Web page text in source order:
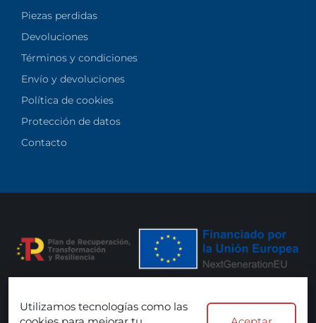
Piezas perdidas
Devoluciones
Términos y condiciones
Envío y devoluciones
Política de cookies
Protección de datos
Contacto
Utilizamos tecnologías como las